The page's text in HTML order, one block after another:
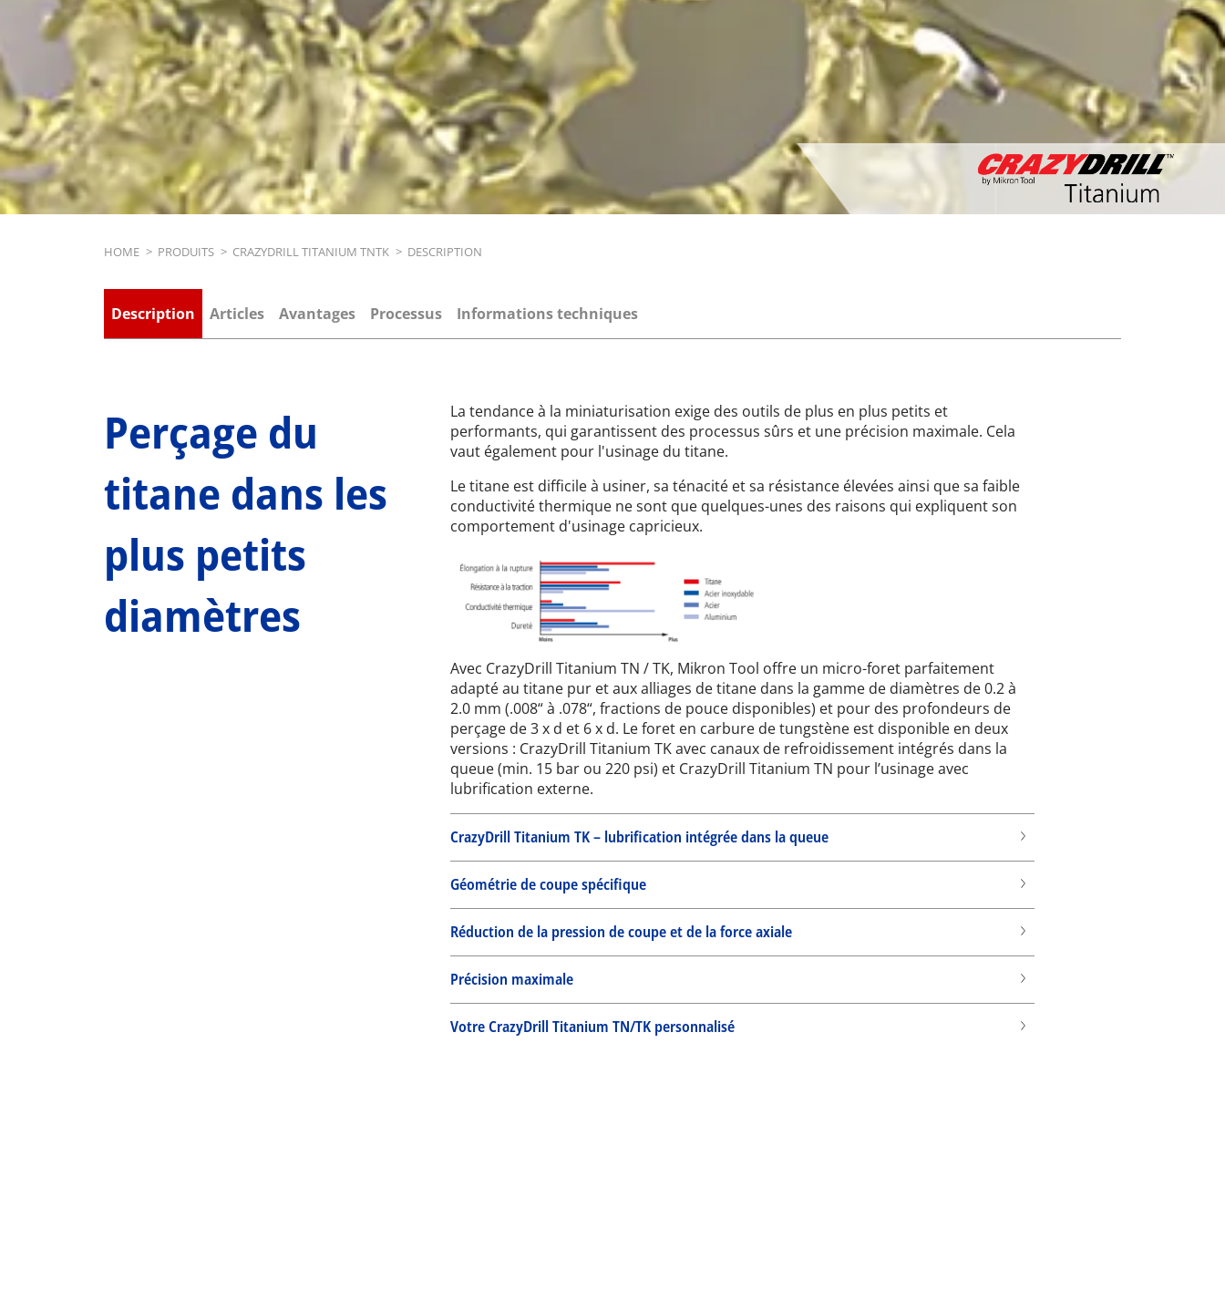
Breadcrumb
HOME > PRODUITS > CRAZYDRILL TITANIUM TNTK > DESCRIPTION
Description Articles Avantages Processus Informations techniques
Perçage du
titane dans les
plus petits
diamètres
La tendance à la miniaturisation exige des outils de plus en plus petits et
performants, qui garantissent des processus sûrs et une précision maximale. Cela
vaut également pour l'usinage du titane.
Le titane est difficile à usiner, sa ténacité et sa résistance élevées ainsi que sa faible
conductivité thermique ne sont que quelques-unes des raisons qui expliquent son
comportement d'usinage capricieux.
Avec CrazyDrill Titanium TN / TK, Mikron Tool offre un micro-foret parfaitement
adapté au titane pur et aux alliages de titane dans la gamme de diamètres de 0.2 à
2.0 mm (.008“ à .078“, fractions de pouce disponibles) et pour des profondeurs de
perçage de 3 x d et 6 x d. Le foret en carbure de tungstène est disponible en deux
versions : CrazyDrill Titanium TK avec canaux de refroidissement intégrés dans la
queue (min. 15 bar ou 220 psi) et CrazyDrill Titanium TN pour l’usinage avec
lubrification externe.
CrazyDrill Titanium TK – lubrification intégrée dans la queue
Géométrie de coupe spécifique
Réduction de la pression de coupe et de la force axiale
Précision maximale
Votre CrazyDrill Titanium TN/TK personnalisé